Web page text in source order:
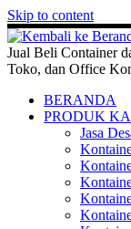
Skip to content
Jual Beli Container
Toko, dan Office
BERANDA
PRODUK
Jasa